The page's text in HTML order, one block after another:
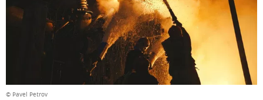
© Pavel Petrov